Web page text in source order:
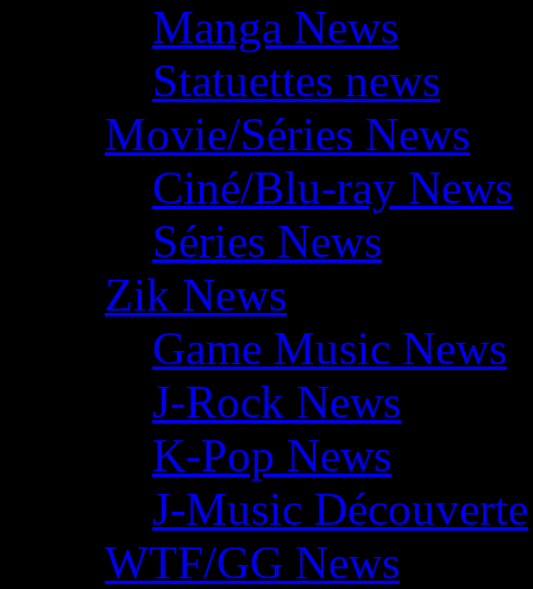
Manga News
Statuettes news
Movie/Séries News
Ciné/Blu-ray News
Séries News
Zik News
Game Music News
J-Rock News
K-Pop News
J-Music Découverte
WTF/GG News